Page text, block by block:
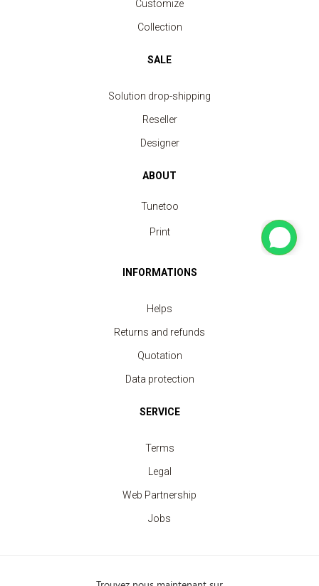
Customize
Collection
SALE
Solution drop-shipping
Reseller
Designer
ABOUT
Tunetoo
Print
INFORMATIONS
Helps
Returns and refunds
Quotation
Data protection
SERVICE
Terms
Legal
Web Partnership
Jobs